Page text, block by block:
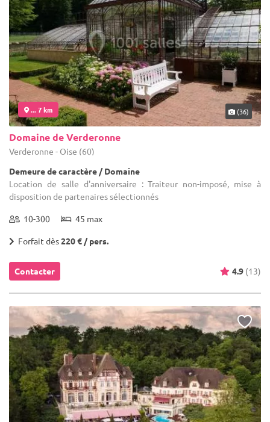
... 7 km (36)
Domaine de Verderonne
Verderonne - Oise (60)
Demeure de caractère / Domaine
Location de salle d'anniversaire : Traiteur non-imposé, mise à
disposition de partenaires sélectionnés
10-300 45 max
Forfait dès220 € / pers.
Contacter 4.9 (13)